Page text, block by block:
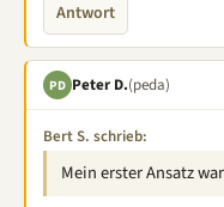
Antwort
PD Peter D.(peda)
Bert S. schrieb:
Mein erster Ansatz